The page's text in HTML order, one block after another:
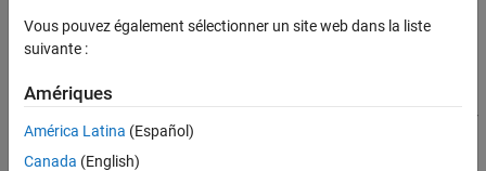
SUR CETTE PAGE
Description
Historique des versions
Description
était positive et sa valeur
actuelle est nulle ou négative.
Vous pouvez également sélectionner un site web dans la liste
suivante :
Amériques
América Latina (Español)
Canada (English)